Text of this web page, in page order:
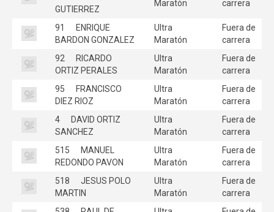
GUTIERREZ
Maratón
carrera
91
ENRIQUE
BARDON GONZALEZ
Ultra
Maratón
Fuera de
carrera
92
RICARDO
ORTIZ PERALES
Ultra
Maratón
Fuera de
carrera
95
FRANCISCO
DIEZ RIOZ
Ultra
Maratón
Fuera de
carrera
4
DAVID ORTIZ
SANCHEZ
Ultra
Maratón
Fuera de
carrera
515
MANUEL
REDONDO PAVON
Ultra
Maratón
Fuera de
carrera
518
JESUS POLO
MARTIN
Ultra
Maratón
Fuera de
carrera